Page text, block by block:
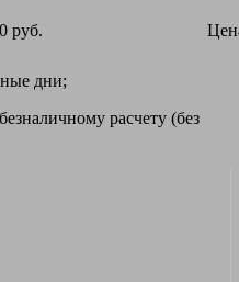
руб.
дни;
расчету (без